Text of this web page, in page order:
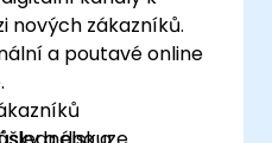
nových zákazníků.
a poutavé online